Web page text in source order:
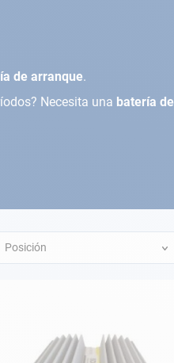
de arranque.
Necesita una batería de
Posición